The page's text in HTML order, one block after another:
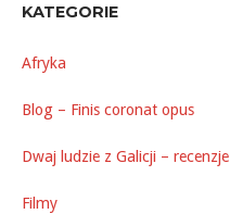
KATEGORIE
Afryka
Blog – Finis coronat opus
Dwaj ludzie z Galicji – recenzje
Filmy